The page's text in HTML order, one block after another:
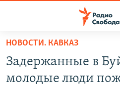
упрощенного
доступа
ПОДКАСТЫ
НОВОСТИ. КАВКАЗ
Задержанные в
молодые люди